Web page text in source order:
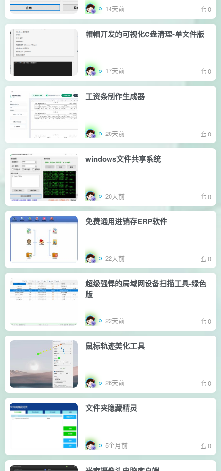
14天前 0
帽帽开发的可视化C盘清理-单文件版
17天前 0
工资条制作生成器
20天前 0
windows文件共享系统
20天前 0
免费通用进销存ERP软件
22天前 0
超级强悍的局域网设备扫描工具-绿色
版
22天前 0
鼠标轨迹美化工具
26天前 0
文件夹隐藏精灵
5个月前 0